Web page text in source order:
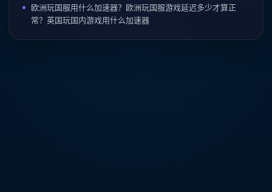
欧洲玩国服用什么加速器？欧洲玩国服游戏延迟多少才算正
常？英国玩国内游戏用什么加速器